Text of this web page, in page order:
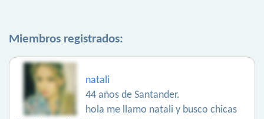
Miembros registrados:
natali
44 años de Santander.
hola me llamo natali y busco chicas